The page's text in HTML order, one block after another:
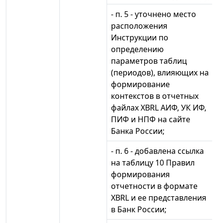
- п. 5 - уточнено место
расположения
Инструкции по
определению
параметров таблиц
(периодов), влияющих на
формирование
контекстов в отчетных
файлах XBRL АИФ, УК ИФ,
ПИФ и НПФ на сайте
Банка России;
- п. 6 - добавлена ссылка
на таблицу 10 Правил
формирования
отчетности в формате
XBRL и ее представления
в Банк России;